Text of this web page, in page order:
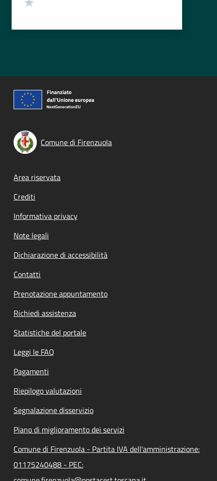
Comune di Firenzuola
Footer menu
Area riservata
Crediti
Informativa privacy
Note legali
Dichiarazione di accessibilità
Contatti
Prenotazione appuntamento
Richiedi assistenza
Statistiche del portale
Leggi le FAQ
Pagamenti
Riepilogo valutazioni
Segnalazione disservizio
Piano di miglioramento dei servizi
Comune di Firenzuola - Partita IVA dell'amministrazione:
01175240488 - PEC: